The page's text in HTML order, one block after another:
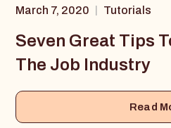
March 7, 2020 Tutorials
Seven Great Tips
The Job Industry
Read